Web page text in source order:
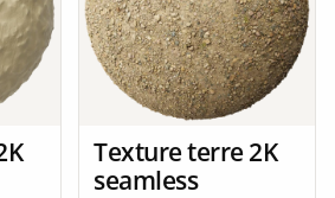
Texture terre 2K
seamless